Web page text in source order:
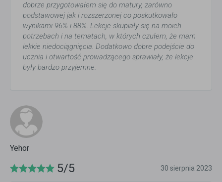
dobrze przygotowałem się do matury, zarówno
podstawowej jak i rozszerzonej co poskutkowało
wynikami 96% i 88%. Lekcje skupiały się na moich
potrzebach i na tematach, w których czułem, że mam
lekkie niedociągnięcia. Dodatkowo dobre podejście do
ucznia i otwartość prowadzącego sprawiały, że lekcje
były bardzo przyjemne.
Yehor
5/5 30 sierpnia 2023